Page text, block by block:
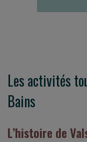
Les activités
Bains
L’histoire de